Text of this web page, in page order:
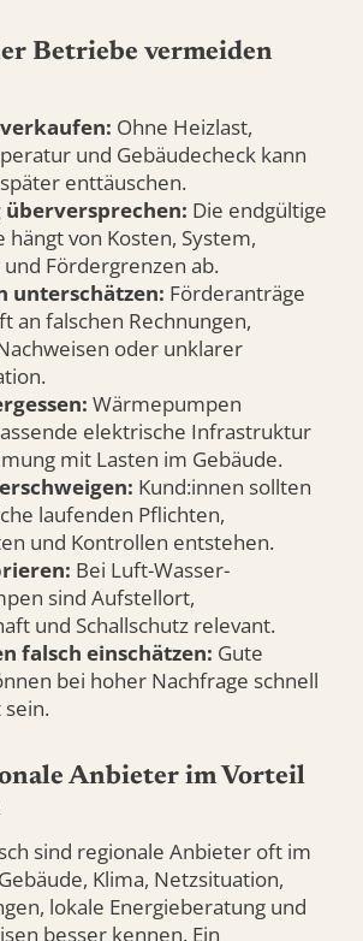
Betriebe vermeiden
Ohne Heizlast,
und Gebäudecheck kann
enttäuschen.
überversprechen: Die endgültige
hängt von Kosten, System,
und Fördergrenzen ab.
unterschätzen: Förderanträge
an falschen Rechnungen,
oder unklarer
Wärmepumpen
elektrische Infrastruktur
mit Lasten im Gebäude.
Kund:innen sollten
laufenden Pflichten,
und Kontrollen entstehen.
Bei Luft-Wasser-
sind Aufstellort,
und Schallschutz relevant.
falsch einschätzen: Gute
bei hoher Nachfrage schnell
sein.
Anbieter im Vorteil
sind regionale Anbieter oft im
Klima, Netzsituation,
lokale Energieberatung und
besser kennen. Ein